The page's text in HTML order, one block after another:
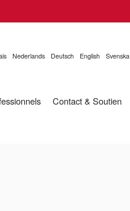
Svenska
English
Deutsch
Nederlands
Contact & Soutien